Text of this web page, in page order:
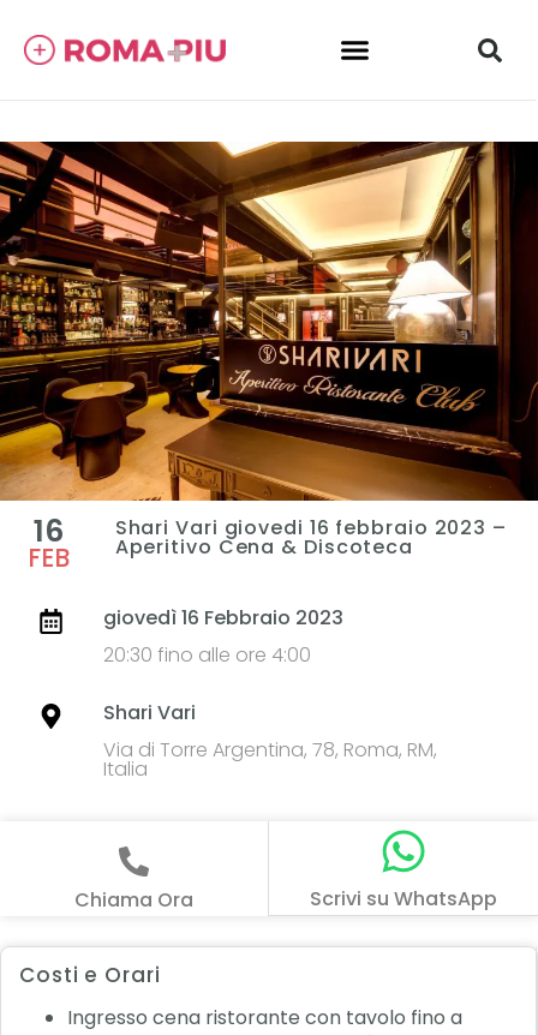
16
FEB
Shari Vari giovedi 16 febbraio 2023 –
Aperitivo Cena & Discoteca
giovedì 16 Febbraio 2023
20:30 fino alle ore 4:00
Shari Vari
Via di Torre Argentina, 78, Roma, RM,
Italia
Chiama Ora Scrivi su WhatsApp
Costi e Orari
Ingresso cena ristorante con tavolo fino a